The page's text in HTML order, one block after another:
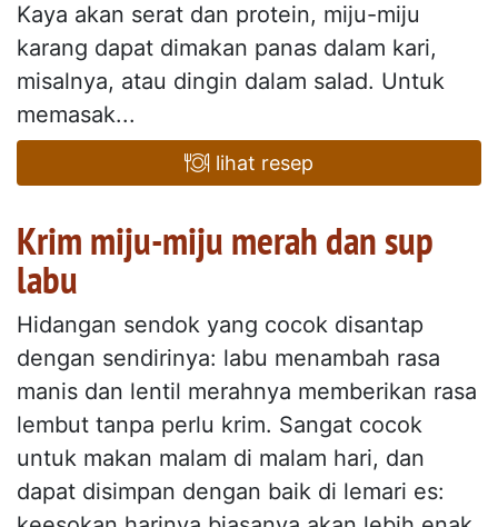
Kaya akan serat dan protein, miju-miju
karang dapat dimakan panas dalam kari,
misalnya, atau dingin dalam salad. Untuk
memasak...
lihat resep
Krim miju-miju merah dan sup
labu
Hidangan sendok yang cocok disantap
dengan sendirinya: labu menambah rasa
manis dan lentil merahnya memberikan rasa
lembut tanpa perlu krim. Sangat cocok
untuk makan malam di malam hari, dan
dapat disimpan dengan baik di lemari es: